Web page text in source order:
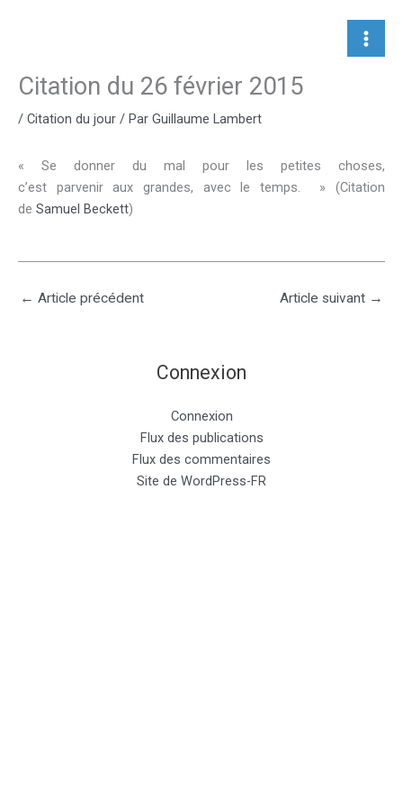
Citation du 26 février 2015
/ Citation du jour / Par Guillaume Lambert
« Se donner du mal pour les petites choses,
c’est parvenir aux grandes, avec le temps. » (Citation
de Samuel Beckett)
← Article précédent Article suivant →
Connexion
Connexion
Flux des publications
Flux des commentaires
Site de WordPress-FR